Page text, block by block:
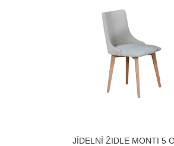
JÍDELNÍ ŽIDLE MONTI 5